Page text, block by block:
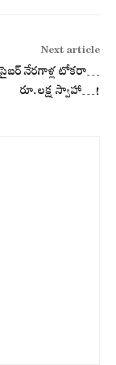
Next article
సైబ‌ర్ నేర‌గాళ్ల టోక‌రా…
రూ.ల‌క్ష స్వాహా…!